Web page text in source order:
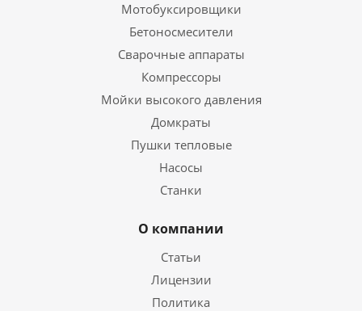
Мотобуксировщики
Бетоносмесители
Сварочные аппараты
Компрессоры
Мойки высокого давления
Домкраты
Пушки тепловые
Насосы
Станки
О компании
Статьи
Лицензии
Политика